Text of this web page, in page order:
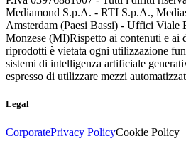
Mediamond S.p.A. - RTI S.p.A.,
Amsterdam (Paesi Bassi) - Uffici Viale
Monzese (MI)Rispetto ai contenuti e ai
riprodotti è vietata ogni utilizzazione
sistemi di intelligenza artificiale
espresso di utilizzare mezzi
Legal
CorporatePrivacy PolicyCookie Policy